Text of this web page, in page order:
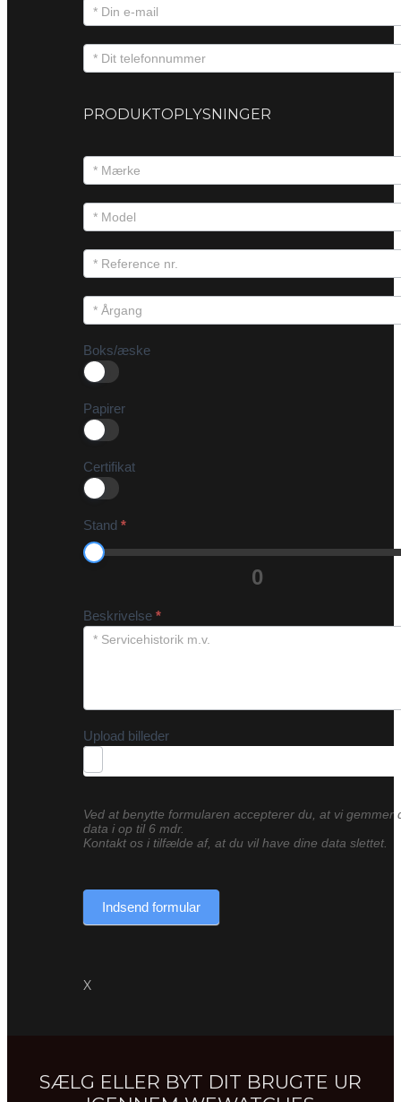
PRODUKTOPLYSNINGER
Boks/æske
Papirer
Certifikat
Stand *
0
Beskrivelse *
Upload billeder
Ved at benytte formularen accepterer du, at vi gemmer
data i op til 6 mdr.
Kontakt os i tilfælde af, at du vil have dine data slettet.
Indsend formular
X
SÆLG ELLER BYT DIT BRUGTE UR